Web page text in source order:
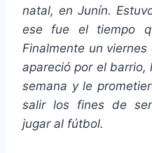
natal, en Junín.
ese fue el tiempo
Finalmente un
apareció por el barrio,
semana y le
salir los fines de
jugar al fútbol.